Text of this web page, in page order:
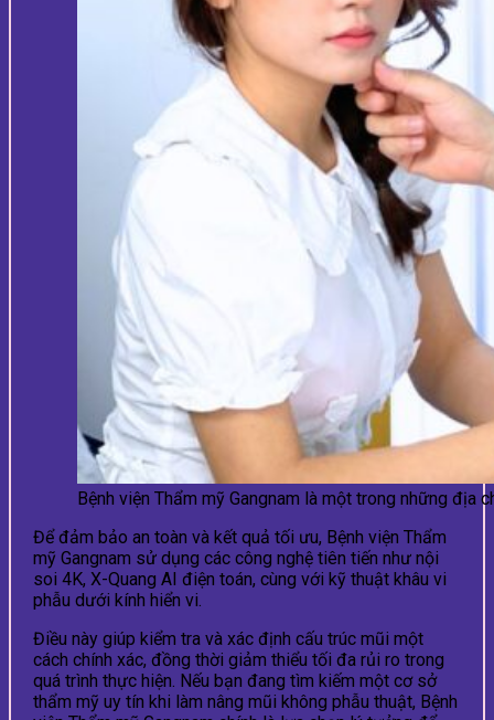
Bệnh viện Thẩm mỹ Gangnam là một trong những địa
Để đảm bảo an toàn và kết quả tối ưu, Bệnh viện Thẩm
mỹ Gangnam sử dụng các công nghệ tiên tiến như nội
soi 4K, X-Quang AI điện toán, cùng với kỹ thuật khâu vi
phẫu dưới kính hiển vi.
Điều này giúp kiểm tra và xác định cấu trúc mũi một
cách chính xác, đồng thời giảm thiểu tối đa rủi ro trong
quá trình thực hiện. Nếu bạn đang tìm kiếm một cơ sở
thẩm mỹ uy tín khi làm nâng mũi không phẫu thuật, Bệnh